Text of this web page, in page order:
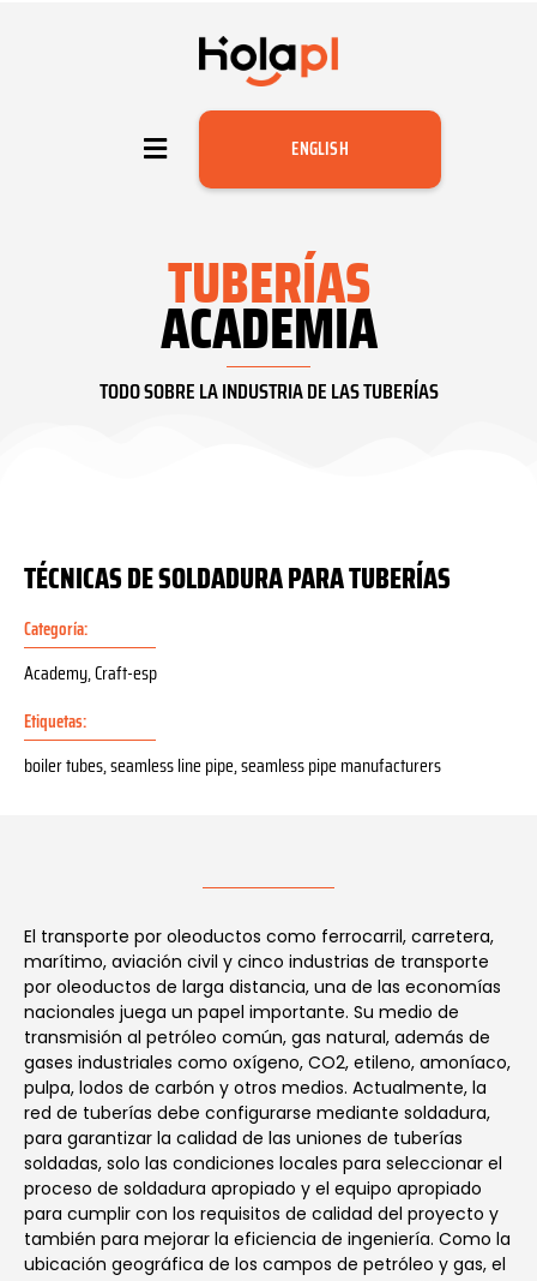
ENGLISH
TUBERÍAS
ACADEMIA
TODO SOBRE LA INDUSTRIA DE LAS TUBERÍAS
TÉCNICAS DE SOLDADURA PARA TUBERÍAS
Categoría:
Academy,Craft-esp
Etiquetas:
boiler tubes,seamless line pipe,seamless pipe manufacturers
El transporte por oleoductos como ferrocarril, carretera,
marítimo, aviación civil y cinco industrias de transporte
por oleoductos de larga distancia, una de las economías
nacionales juega un papel importante. Su medio de
transmisión al petróleo común, gas natural, además de
gases industriales como oxígeno, CO2, etileno, amoníaco,
pulpa, lodos de carbón y otros medios. Actualmente, la
red de tuberías debe configurarse mediante soldadura,
para garantizar la calidad de las uniones de tuberías
soldadas, solo las condiciones locales para seleccionar el
proceso de soldadura apropiado y el equipo apropiado
para cumplir con los requisitos de calidad del proyecto y
también para mejorar la eficiencia de ingeniería. Como la
ubicación geográfica de los campos de petróleo y gas, el